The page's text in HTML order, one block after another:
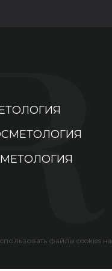
файлы cookies на